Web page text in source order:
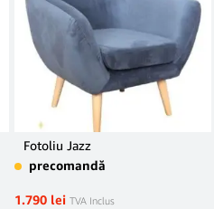
Fotoliu Jazz
precomandă
1.790 lei TVA Inclus